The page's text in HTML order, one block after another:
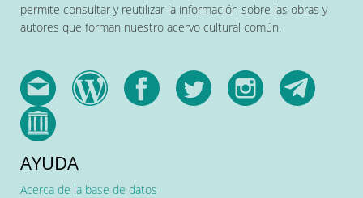
permite consultar y reutilizar la información sobre las obras y
autores que forman nuestro acervo cultural común.
AYUDA
Acerca de la base de datos